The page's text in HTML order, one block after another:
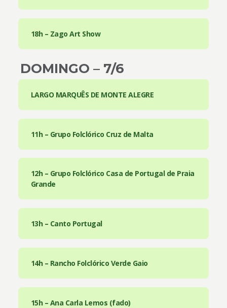
18h – Zago Art Show
DOMINGO – 7/6
LARGO MARQUÊS DE MONTE ALEGRE
11h – Grupo Folclórico Cruz de Malta
12h – Grupo Folclórico Casa de Portugal de Praia
Grande
13h – Canto Portugal
14h – Rancho Folclórico Verde Gaio
15h – Ana Carla Lemos (fado)